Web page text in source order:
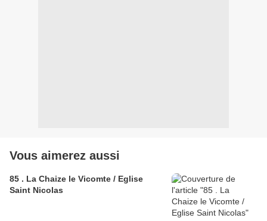
Vous aimerez aussi
85 . La Chaize le Vicomte / Eglise
Saint Nicolas